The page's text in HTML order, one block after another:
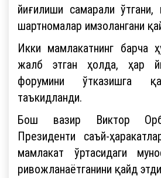
йиғилиши самарали
шартномалар имзолангани
Икки мамлакатнинг барча
жалб этган ҳолда, ҳар
форумини ўтказишга
таъкидланди.
Бош вазир Виктор
Президенти саъй-
мамлакат ўртасидаги
ривожланаётганини қайд